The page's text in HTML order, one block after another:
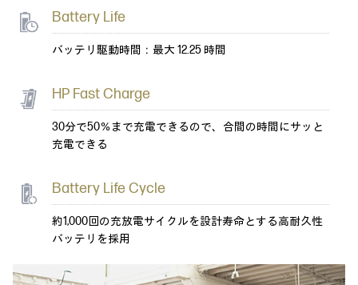
Battery Life
バッテリ駆動時間：最大 12.25 時間
HP Fast Charge
30分で50％まで充電できるので、合間の時間にサッと
充電できる
Battery Life Cycle
約1,000回の充放電サイクルを設計寿命とする高耐久性
バッテリを採用